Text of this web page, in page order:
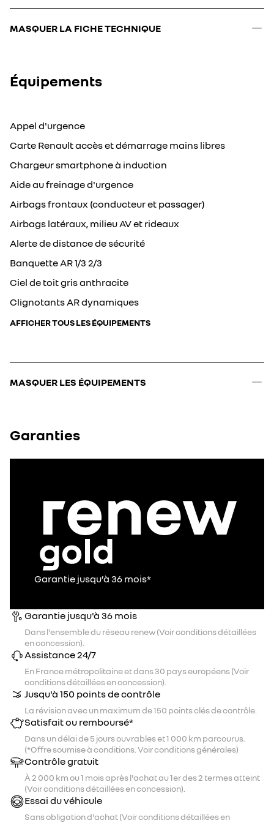
MASQUER LA FICHE TECHNIQUE
Équipements
MASQUER LES ÉQUIPEMENTS
Appel d'urgence
Carte Renault accès et démarrage mains libres
Chargeur smartphone à induction
Aide au freinage d'urgence
Airbags frontaux (conducteur et passager)
Airbags latéraux, milieu AV et rideaux
Alerte de distance de sécurité
Banquette AR 1/3 2/3
Ciel de toit gris anthracite
Clignotants AR dynamiques
AFFICHER TOUS LES ÉQUIPEMENTS
Garanties
Garantie jusqu’à 36 mois*
Garantie jusqu'à 36 mois
Dans l'ensemble du réseau renew (Voir conditions détaillées
en concession).
Assistance 24/7
En France métropolitaine et dans 30 pays européens (Voir
conditions détaillées en concession).
Jusqu'à 150 points de contrôle
La révision avec un maximum de 150 points clés de contrôle.
Satisfait ou remboursé*
Dans un délai de 5 jours ouvrables et 1 000 km parcourus.
(*Offre soumise à conditions. Voir conditions générales)
Contrôle gratuit
À 2 000 km ou 1 mois après l'achat au 1er des 2 termes atteint
(Voir conditions détaillées en concession).
Essai du véhicule
Sans obligation d'achat (Voir conditions détaillées en